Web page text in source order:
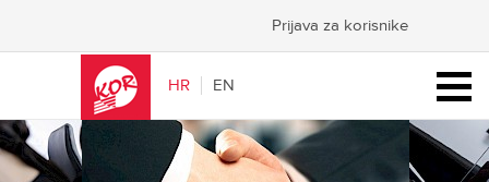
HR EN
Prijava za korisnike